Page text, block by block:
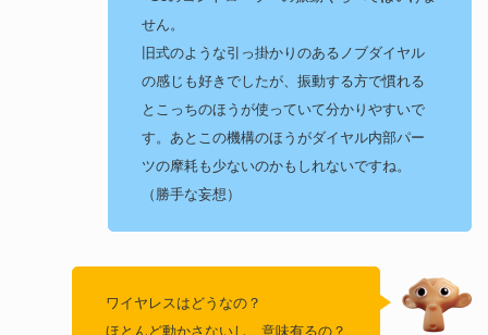
せん。
旧式のような引っ掛かりのあるノブダイヤル
の感じも好きでしたが、振動する方で慣れる
とこっちのほうが使っていて分かりやすいで
す。あとこの機構のほうがダイヤル内部パー
ツの摩耗も少ないのかもしれないですね。
（勝手な妄想）
ワイヤレスはどうなの？
ほとんど動かさないし、意味有るの？